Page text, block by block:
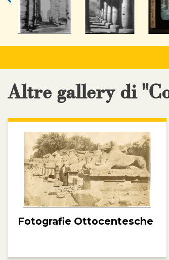
Altre gallery di
Fotografie Ottocentesche